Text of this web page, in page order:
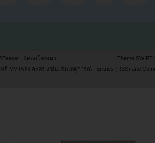
Teaser ติดต่อโฆษณา Theme SWIFT
ลี MV เพลง ละคร แซ่บ..ทันเหตุการณ์ Entries (RSS) and